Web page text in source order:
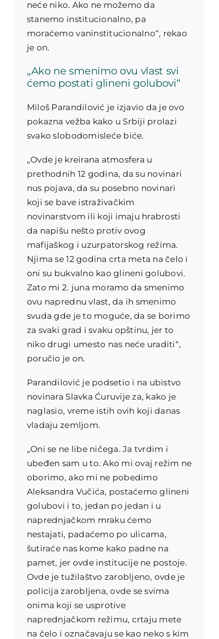
neće niko. Ako ne možemo da
stanemo institucionalno, pa
moraćemo vaninstitucionalno“, rekao
je on.
„Ako ne smenimo ovu vlast svi
ćemo postati glineni golubovi“
Miloš Parandilović je izjavio da je ovo
pokazna vežba kako u Srbiji prolazi
svako slobodomisleće biće.
„Ovde je kreirana atmosfera u
prethodnih 12 godina, da su novinari
nus pojava, da su posebno novinari
koji se bave istraživačkim
novinarstvom ili koji imaju hrabrosti
da napišu nešto protiv ovog
mafijaškog i uzurpatorskog režima.
Njima se 12 godina crta meta na čelo i
oni su bukvalno kao glineni golubovi.
Zato mi 2. juna moramo da smenimo
ovu naprednu vlast, da ih smenimo
svuda gde je to moguće, da se borimo
za svaki grad i svaku opštinu, jer to
niko drugi umesto nas neće uraditi“,
poručio je on.
Parandilović je podsetio i na ubistvo
novinara Slavka Ćuruvije za, kako je
naglasio, vreme istih ovih koji danas
vladaju zemljom.
„Oni se ne libe ničega. Ja tvrdim i
ubeđen sam u to. Ako mi ovaj režim ne
oborimo, ako mi ne pobedimo
Aleksandra Vučića, postaćemo glineni
golubovi i to, jedan po jedan i u
naprednjačkom mraku ćemo
nestajati, padaćemo po ulicama,
šutiraće nas kome kako padne na
pamet, jer ovde institucije ne postoje.
Ovde je tužilaštvo zarobljeno, ovde je
policija zarobljena, ovde se svima
onima koji se usprotive
naprednjačkom režimu, crtaju mete
na čelo i označavaju se kao neko s kim